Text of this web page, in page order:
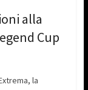
alla
Cup
la